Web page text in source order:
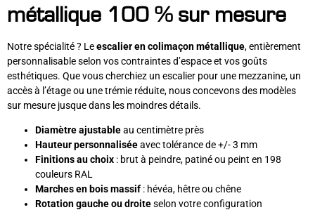
métallique 100 % sur mesure
Notre spécialité ? Leescalier en colimaçon métallique, entièrement
personnalisable selon vos contraintes d’espace et vos goûts
esthétiques. Que vous cherchiez un escalier pour une mezzanine, un
accès à l’étage ou une trémie réduite, nous concevons des modèles
sur mesure jusque dans les moindres détails.
Diamètre ajustableau centimètre près
Hauteur personnaliséeavec tolérance de +/- 3 mm
Finitions au choix : brut à peindre, patiné ou peint en 198
couleurs RAL
Marches en bois massif : hévéa, hêtre ou chêne
Rotation gauche ou droiteselon votre configuration